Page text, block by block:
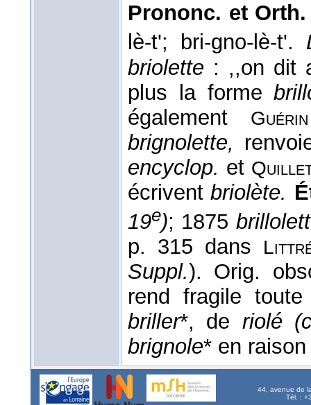
Prononc. et Orth.
lè-t'; bri-gno-lè-t'.
briolette : ,,on dit
plus la forme
également Guérin
brignolette,
encyclop. et
écriventbriolète.
19e); 1875
p. 315 dans
Suppl.). Orig.
rend fragile
briller*, de riolé
brignole* en
44, avenue de
Tél. :